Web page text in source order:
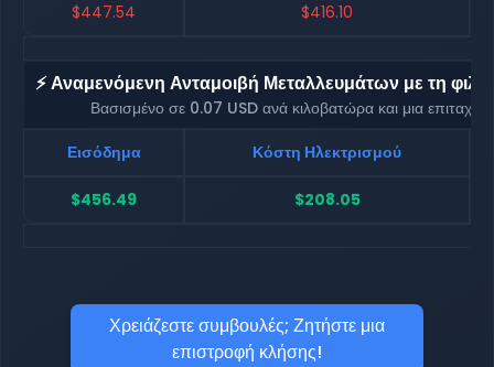
$447.54 $416.10
⚡ Αναμενόμενη Ανταμοιβή Μεταλλευμάτων με τη
Βασισμένο σε 0.07 USD ανά κιλοβατώρα και μια
Εισόδημα
Κόστη Ηλεκτρισμού
$456.49 $208.05
Χρειάζεστε συμβουλές; Ζητήστε μια
επιστροφή κλήσης!